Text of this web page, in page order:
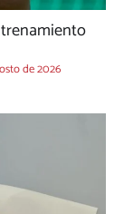
de 2026